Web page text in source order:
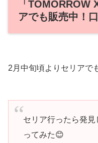
「TOMORROW
アでも販売中！
2月中旬頃よりセリアで
セリア行ったら発
ってみた😊